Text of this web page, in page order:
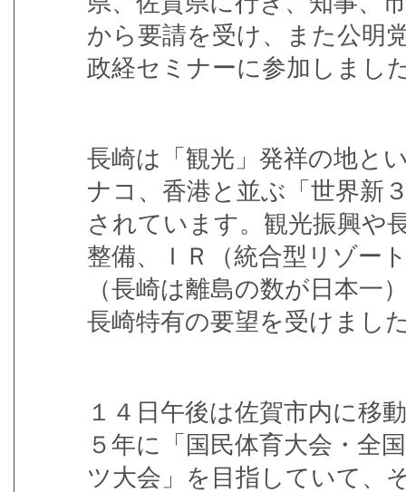
から要請を受け、また公明
政経セミナーに参加しまし
長崎は「観光」発祥の地と
ナコ、香港と並ぶ「世界新
されています。観光振興や
整備、ＩＲ（統合型リゾー
（長崎は離島の数が日本一
長崎特有の要望を受けまし
１４日午後は佐賀市内に移
５年に「国民体育大会・全
ツ大会」を目指していて、